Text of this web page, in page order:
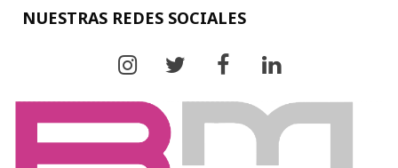
NUESTRAS REDES SOCIALES